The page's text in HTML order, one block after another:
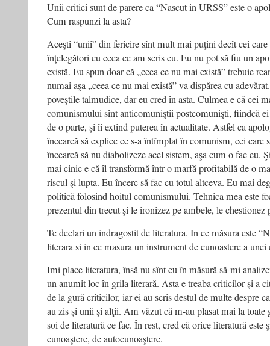
Unii critici sunt de parere ca “Nascut in URSS” este o
Cum raspunzi la asta?
Aceşti “unii” din fericire sînt mult mai puţini decît cei care
înţelegători cu ceea ce am scris eu. Eu nu pot să fiu un
există. Eu spun doar că „ceea ce nu mai există” trebuie
numai aşa „ceea ce nu mai există” va dispărea cu
poveştile talmudice, dar eu cred în asta. Culmea e că cei
comunismului sînt anticomuniştii postcomunişti, fiindcă
de o parte, şi îi extind puterea în actualitate. Astfel ca
încearcă să explice ce s-a întîmplat în comunism, cei care
încearcă să nu diabolizeze acel sistem, aşa cum o fac eu.
mai cinic e că îl transformă într-o marfă profitabilă de o
riscul şi lupta. Eu încerc să fac cu totul altceva. Eu mai
politică folosind hoitul comunismului. Tehnica mea este
prezentul din trecut şi le ironizez pe ambele, le chestionez
Te declari un indragostit de literatura. In ce măsura este
literara si in ce masura un instrument de cunoastere a
Imi place literatura, însă nu sînt eu în măsură să-mi
un anumit loc în grila literară. Asta e treaba criticilor şi a
de la gură criticilor, iar ei au scris destul de multe despre
au zis şi unii şi alţii. Am văzut că m-au plasat mai la toate
soi de literatură ce fac. În rest, cred că orice literatură este
cunoaştere, de autocunoaştere.